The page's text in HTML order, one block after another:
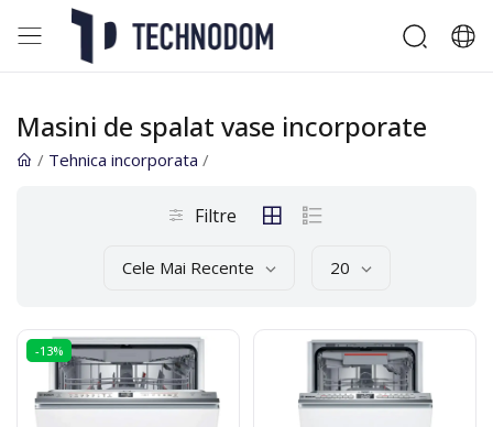
Masini de spalat vase incorporate
/ Tehnica incorporata /
Filtre
Cele Mai Recente 20
-13%